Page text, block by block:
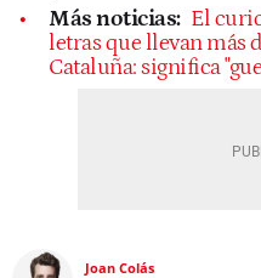
Más noticias: El
letras que llevan más
Cataluña: significa
Joan Colás